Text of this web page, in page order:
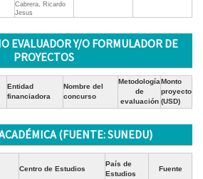
Cabrera, Ricardo
Jesus
EVALUADOR Y/O FORMULADOR DE
PROYECTOS
Entidad
financiadora
Nombre del
concurso
Metodología
de
evaluación
Monto
proyecto
(USD)
(FUENTE: SUNEDU)
Centro de Estudios
País de
Estudios
Fuente